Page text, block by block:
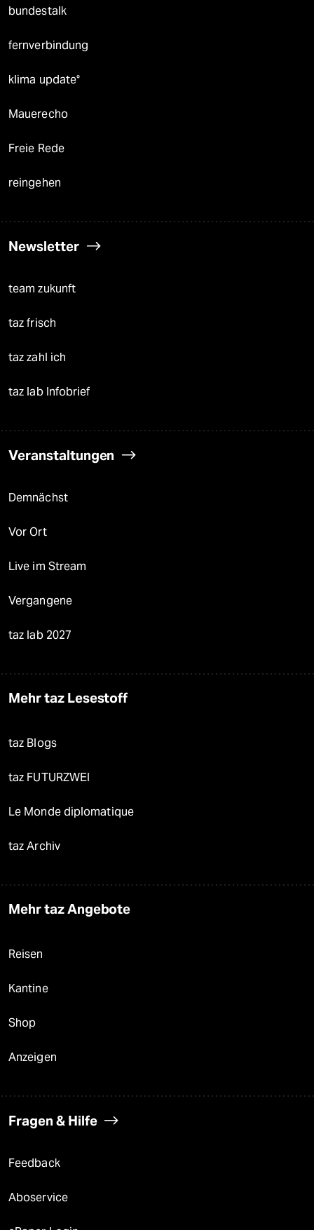
bundestalk
fernverbindung
klima update°
Mauerecho
Freie Rede
reingehen
Newsletter
team zukunft
taz frisch
taz zahl ich
taz lab Infobrief
Veranstaltungen
Demnächst
Vor Ort
Live im Stream
Vergangene
taz lab 2027
Mehr taz Lesestoff
taz Blogs
taz FUTURZWEI
Le Monde diplomatique
taz Archiv
Mehr taz Angebote
Reisen
Kantine
Shop
Anzeigen
Fragen & Hilfe
Feedback
Aboservice